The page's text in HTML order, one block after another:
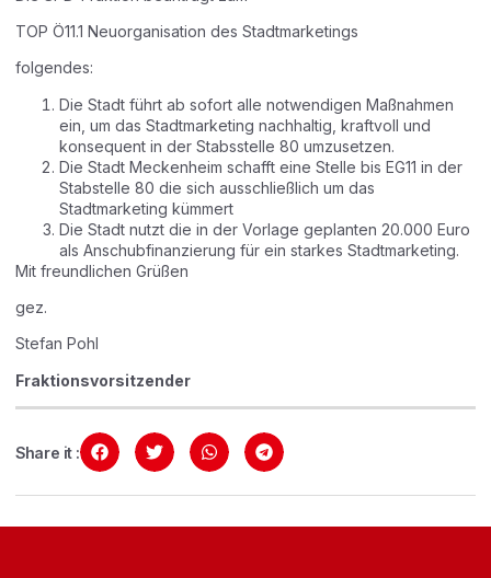
TOP Ö11.1 Neuorganisation des Stadtmarketings
folgendes:
Die Stadt führt ab sofort alle notwendigen Maßnahmen
ein, um das Stadtmarketing nachhaltig, kraftvoll und
konsequent in der Stabsstelle 80 umzusetzen.
Die Stadt Meckenheim schafft eine Stelle bis EG11 in der
Stabstelle 80 die sich ausschließlich um das
Stadtmarketing kümmert
Die Stadt nutzt die in der Vorlage geplanten 20.000 Euro
als Anschubfinanzierung für ein starkes Stadtmarketing.
Mit freundlichen Grüßen
gez.
Stefan Pohl
Fraktionsvorsitzender
Share it :